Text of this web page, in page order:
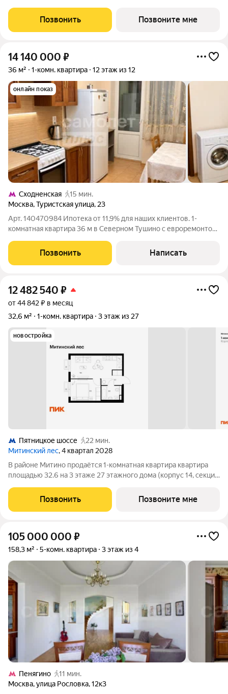
расположение 20 минут пешком до станции метро
«Пятницкое шоссе». 8 минут на автомобиле до
Позвонить Позвоните мне
14 140 000 ₽
36 м² 1-комн. квартира 12 этаж из 12
онлайн показ
Сходненская
15 мин.
Москва,Туристская улица, 23
Арт. 140470984 Ипотека от 11,9% для наших клиентов. 1-
комнатная квартира 36 м в Северном Тушино с евроремонтом,
светлая и уютная однокомнатная квартира в хорошем
Позвонить Написать
12 482 540 ₽
от 44 842 ₽ в месяц
32,6 м²
1-комн. квартира 3 этаж из 27
новостройка
Пятницкое шоссе
22 мин.
Митинский лес, 4 квартал 2028
В районе Митино продаётся 1-комнатная квартира квартира
площадью 32.6 на 3 этаже 27 этажного дома (корпус 14, секция
минут пешком до станции метро «Пятницкое шоссе». 8 минут
на автомобиле до
Позвонить Позвоните мне
105 000 000 ₽
158,3 м² 5-комн. квартира 3 этаж из 4
Пенягино
11 мин.
Москва,улица Рословка,12к3